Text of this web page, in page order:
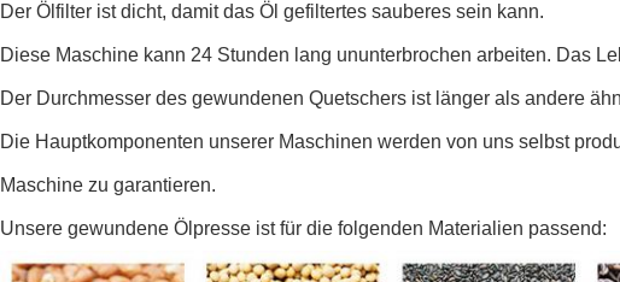
Der Ölfilter ist dicht, damit das Öl gefiltertes sauberes sein kann.
Diese Maschine kann 24 Stunden lang ununterbrochen arbeiten. Das
Der Durchmesser des gewundenen Quetschers ist länger als andere
Die Hauptkomponenten unserer Maschinen werden von uns selbst
Maschine zu garantieren.
Unsere gewundene Ölpresse ist für die folgenden Materialien passend: